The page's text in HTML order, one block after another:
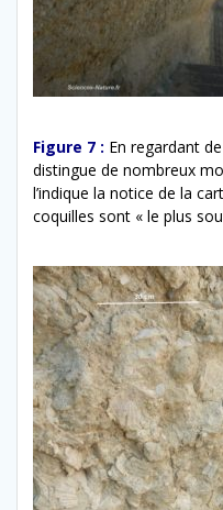
Figure 7 : En regardant
distingue de nombreux
l’indique la notice de la
coquilles sont « le plus